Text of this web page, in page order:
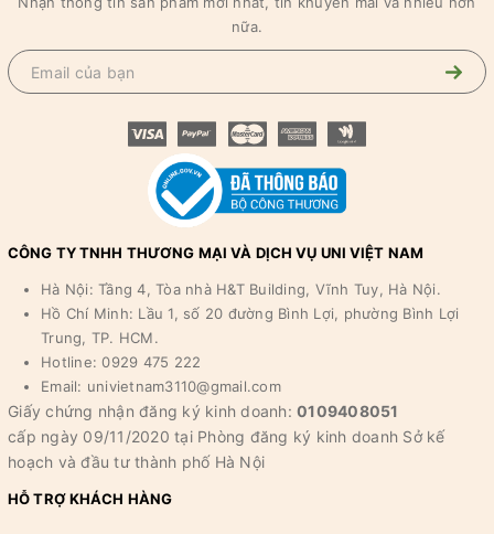
nữa.
CÔNG TY TNHH THƯƠNG MẠI VÀ DỊCH VỤ UNI VIỆT NAM
Hà Nội: Tầng 4, Tòa nhà H&T Building, Vĩnh Tuy, Hà Nội.
Hồ Chí Minh: Lầu 1, số 20 đường Bình Lợi, phường Bình Lợi
Trung, TP. HCM.
Hotline: 0929 475 222
Email: univietnam3110@gmail.com
Giấy chứng nhận đăng ký kinh doanh: 0109408051
cấp ngày 09/11/2020 tại Phòng đăng ký kinh doanh Sở kế
hoạch và đầu tư thành phố Hà Nội
HỖ TRỢ KHÁCH HÀNG